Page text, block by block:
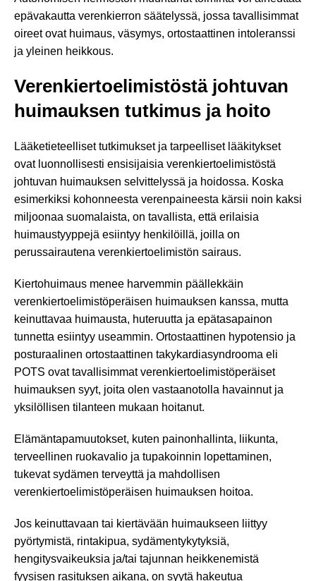
epävakautta verenkierron säätelyssä, jossa tavallisimmat
oireet ovat huimaus, väsymys, ortostaattinen intoleranssi
ja yleinen heikkous.
Verenkiertoelimistöstä johtuvan
huimauksen tutkimus ja hoito
Lääketieteelliset tutkimukset ja tarpeelliset lääkitykset
ovat luonnollisesti ensisijaisia verenkiertoelimistöstä
johtuvan huimauksen selvittelyssä ja hoidossa. Koska
esimerkiksi kohonneesta verenpaineesta kärsii noin kaksi
miljoonaa suomalaista, on tavallista, että erilaisia
huimaustyyppejä esiintyy henkilöillä, joilla on
perussairautena verenkiertoelimistön sairaus.
Kiertohuimaus menee harvemmin päällekkäin
verenkiertoelimistöperäisen huimauksen kanssa, mutta
keinuttavaa huimausta, huteruutta ja epätasapainon
tunnetta esiintyy useammin. Ortostaattinen hypotensio ja
posturaalinen ortostaattinen takykardiasyndrooma eli
POTS ovat tavallisimmat verenkiertoelimistöperäiset
huimauksen syyt, joita olen vastaanotolla havainnut ja
yksilöllisen tilanteen mukaan hoitanut.
Elämäntapamuutokset, kuten painonhallinta, liikunta,
terveellinen ruokavalio ja tupakoinnin lopettaminen,
tukevat sydämen terveyttä ja mahdollisen
verenkiertoelimistöperäisen huimauksen hoitoa.
Jos keinuttavaan tai kiertävään huimaukseen liittyy
pyörtymistä, rintakipua, sydämentykytyksiä,
hengitysvaikeuksia ja/tai tajunnan heikkenemistä
fyysisen rasituksen aikana, on syytä hakeutua